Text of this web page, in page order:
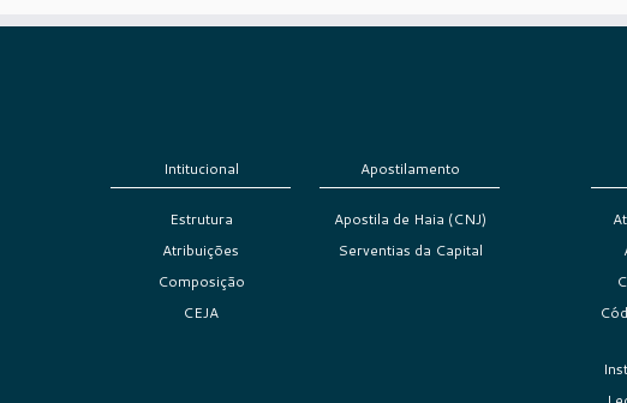
Intitucional
Estrutura
Atribuições
Composição
CEJA
Apostilamento
Apostila de Haia (CNJ)
Serventias da Capital